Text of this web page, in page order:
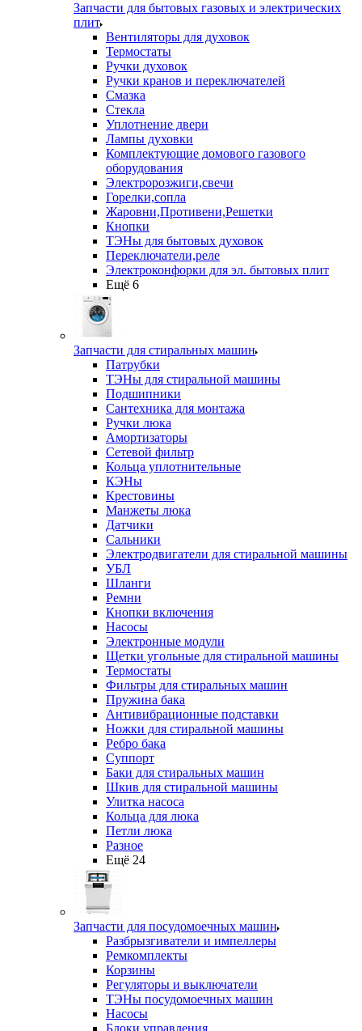
Запчасти для бытовых газовых и электрических
плит
Вентиляторы для духовок
Термостаты
Ручки духовок
Ручки кранов и переключателей
Смазка
Стекла
Уплотнение двери
Лампы духовки
Комплектующие домового газового
оборудования
Электророзжиги,свечи
Горелки,сопла
Жаровни,Противени,Решетки
Кнопки
ТЭНы для бытовых духовок
Переключатели,реле
Электроконфорки для эл. бытовых плит
Ещё 6
Запчасти для стиральных машин
Патрубки
ТЭНы для стиральной машины
Подшипники
Сантехника для монтажа
Ручки люка
Амортизаторы
Сетевой фильтр
Кольца уплотнительные
КЭНы
Крестовины
Манжеты люка
Датчики
Сальники
Электродвигатели для стиральной машины
УБЛ
Шланги
Ремни
Кнопки включения
Насосы
Электронные модули
Щетки угольные для стиральной машины
Термостаты
Фильтры для стиральных машин
Пружина бака
Антивибрационные подставки
Ножки для стиральной машины
Ребро бака
Суппорт
Баки для стиральных машин
Шкив для стиральной машины
Улитка насоса
Кольца для люка
Петли люка
Разное
Ещё 24
Запчасти для посудомоечных машин
Разбрызгиватели и импеллеры
Ремкомплекты
Корзины
Регуляторы и выключатели
ТЭНы посудомоечных машин
Насосы
Блоки управления